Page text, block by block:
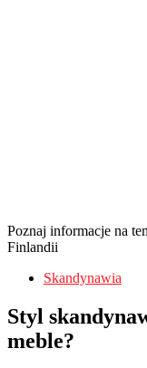
Poznaj informacje na
Finlandii
Skandynawia
Styl
meble?